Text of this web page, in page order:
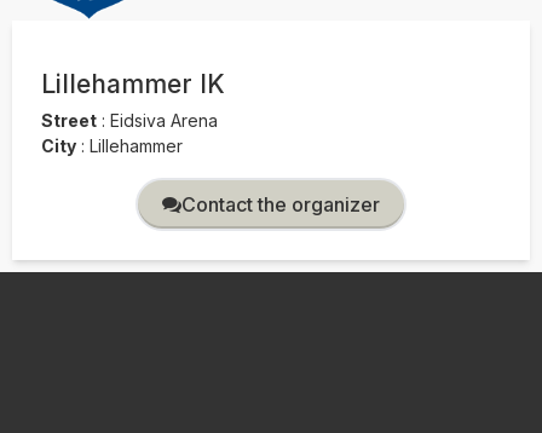
Lillehammer IK
Street : Eidsiva Arena
City : Lillehammer
Contact the organizer